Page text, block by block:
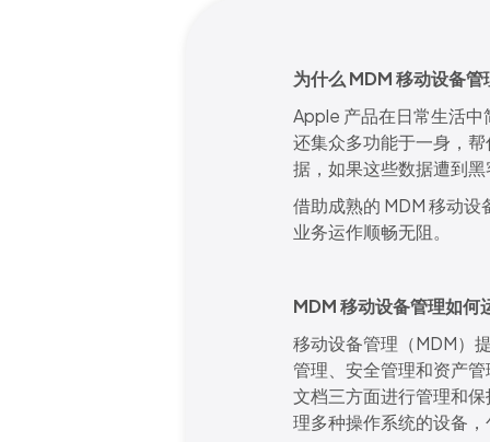
为什么 MDM 移动设备管
Apple 产品在日常生活
还集众多功能于一身，
据，如果这些数据遭到
借助成熟的 MDM 移动
业务运作顺畅无阻。
MDM 移动设备管理如何
移动设备管理（MDM）
管理、安全管理和资产
文档三方面进行管理和
理多种操作系统的设备